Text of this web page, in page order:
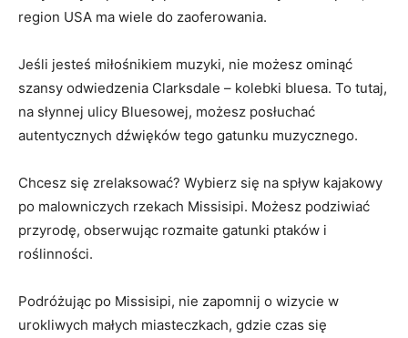
region USA ma wiele do zaoferowania.
Jeśli jesteś miłośnikiem muzyki, nie możesz ominąć
szansy odwiedzenia Clarksdale – kolebki bluesa. To tutaj,
na słynnej ulicy Bluesowej, możesz posłuchać
autentycznych dźwięków tego gatunku muzycznego.
Chcesz się zrelaksować? Wybierz się na spływ kajakowy
po malowniczych rzekach Missisipi. Możesz podziwiać
przyrodę, obserwując rozmaite gatunki ptaków i
roślinności.
Podróżując po Missisipi, nie zapomnij o wizycie w
urokliwych małych miasteczkach, gdzie czas się